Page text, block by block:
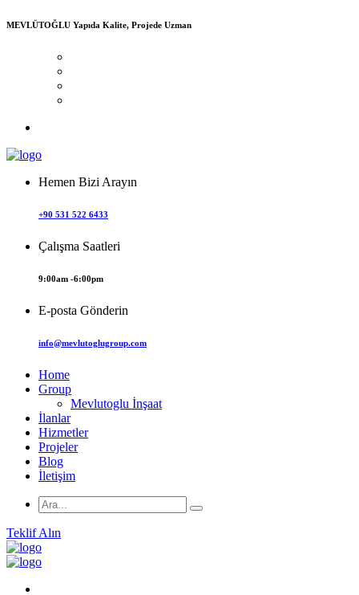
MEVLÜTOĞLU Yapıda Kalite, Projede Uzman
Hemen Bizi Arayın
+90 531 522 6433
Çalışma Saatleri
9:00am -6:00pm
E-posta Gönderin
info@mevlutoglugroup.com
Home
Group
Mevlutoglu İnşaat
İlanlar
Hizmetler
Projeler
Blog
İletişim
Teklif Alın